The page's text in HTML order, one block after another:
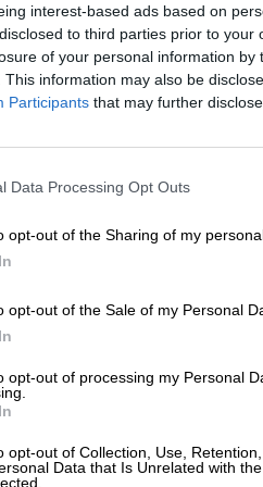
interest-based ads based on
to third parties prior to
of your personal information by
This information may also be
Participants that may further
Data Processing Opt Outs
opt-out of the Sharing of my
opt-out of the Sale of my Personal
opt-out of processing my Personal
opt-out of Collection, Use,
Data that Is Unrelated with
* I prezzi sono comprensivi
* I prezzi sono comprensivi di
Descrizione
Una doppelbock di
La Dolden Bock della
potenza del luppolo e
Il Bock scorre nel
bianca e cremosa
di garofano tipici del
L’assaggio iniziale
bocca leggera. Un
chiodi di garofano e
cremosa e matura,
completano
equilibrata da